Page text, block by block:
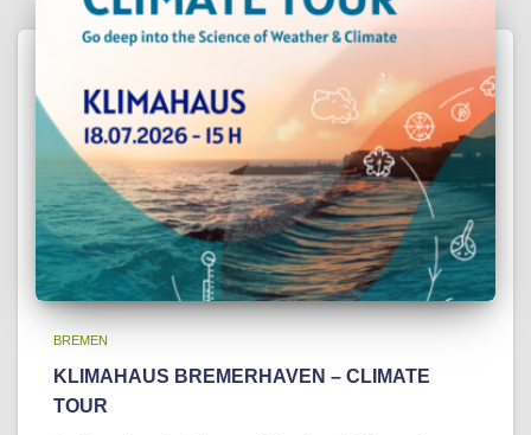
BREMEN
KLIMAHAUS BREMERHAVEN – CLIMATE
TOUR